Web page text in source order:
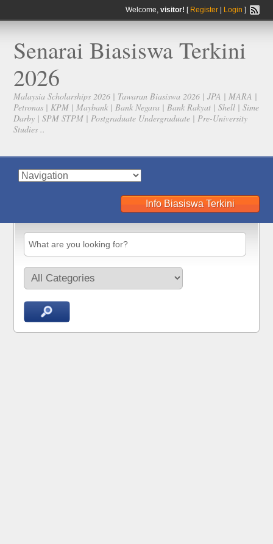
Welcome, visitor! [ Register| Login ]
Senarai Biasiswa Terkini
2026
Malaysia Scholarships 2026 | Tawaran Biasiswa 2026 | JPA | MARA |
Petronas | KPM | Maybank | Bank Negara | Bank Rakyat | Shell | Sime
Darby | SPM STPM | Postgraduate Undergraduate | Pre-University
Studies ..
Info Biasiswa Terkini